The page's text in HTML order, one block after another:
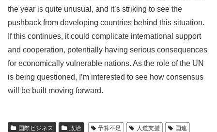
the year is quite unusual, and it’s striking to see the
pushback from developing countries behind this situation.
If this continues, it could complicate international support
and cooperation, potentially having serious consequences
for economically vulnerable nations. As the role of the UN
is being questioned, I’m interested to see how consensus
will be built moving forward.
国際ビジネス 政治 予算不足 人道支援
国連